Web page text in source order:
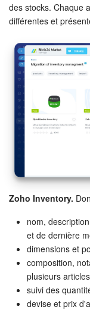
des stocks. Chaque
différentes et
Zoho Inventory.
nom,
et de dernière
dimensions et
composition,
plusieurs
suivi des
devise et prix